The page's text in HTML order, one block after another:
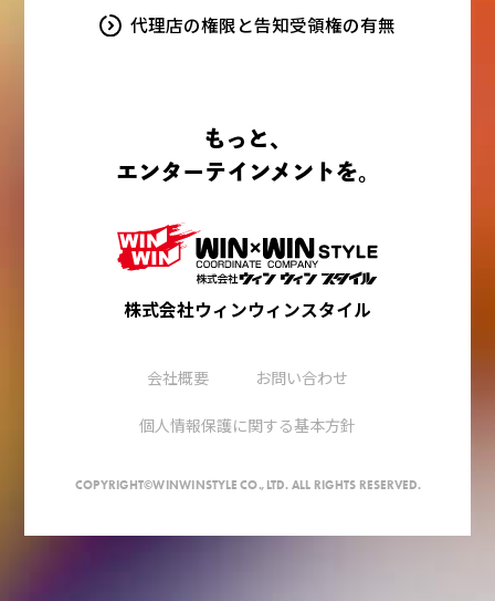
代理店の権限と告知受領権の有無
もっと、
エンターテインメントを。
株式会社ウィンウィンスタイル
会社概要 お問い合わせ
個人情報保護に関する基本方針
COPYRIGHT©WINWINSTYLE CO.,LTD. ALL RIGHTS RESERVED.